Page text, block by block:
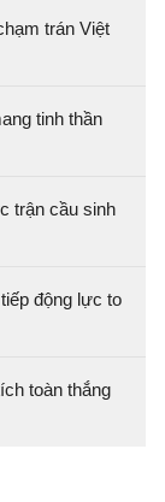
trán Việt
tinh thần
trận cầu sinh
động lực to
toàn thắng